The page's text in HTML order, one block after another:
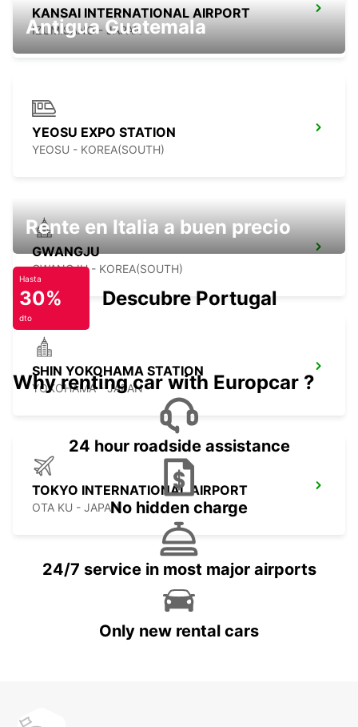
KANSAI INTERNATIONAL AIRPORT
IZUMISANO - JAPAN
YEOSU EXPO STATION
YEOSU - KOREA(SOUTH)
GWANGJU
GWANGJU - KOREA(SOUTH)
SHIN YOKOHAMA STATION
YOKOHAMA - JAPAN
TOKYO INTERNATIONAL AIRPORT
OTA KU - JAPAN
Antigua Guatemala
Rente en Italia a buen precio
Hasta
30%
dto
Descubre Portugal
Why renting car with Europcar ?
24 hour roadside assistance
No hidden charge
24/7 service in most major airports
Only new rental cars